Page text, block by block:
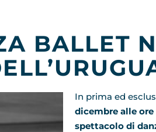
BALLET
In prima ed
dicembre alle ore
spettacolo di